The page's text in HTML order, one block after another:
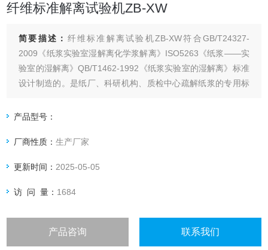
纤维标准解离试验机ZB-XW
简要描述： 纤维标准解离试验机ZB-XW符合GB/T24327-
2009《纸浆实验室湿解离化学浆解离》ISO5263《纸浆——实
验室的湿解离》QB/T1462-1992《纸浆实验室的湿解离》标准
设计制造的。是纸厂、科研机构、质检中心疏解纸浆的专用标
原相交织的纤维在水中相互分开，又最大限度的保持纤维原来
产品型号：
厂商性质：生产厂家
更新时间： 2025-05-05
访 问 量： 1684
产品咨询 联系我们